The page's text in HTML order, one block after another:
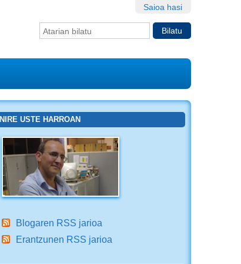
Saioa hasi
Bilatu atarian
NIRE USTE HARROAN
Blogaren RSS jarioa
Erantzunen RSS jarioa